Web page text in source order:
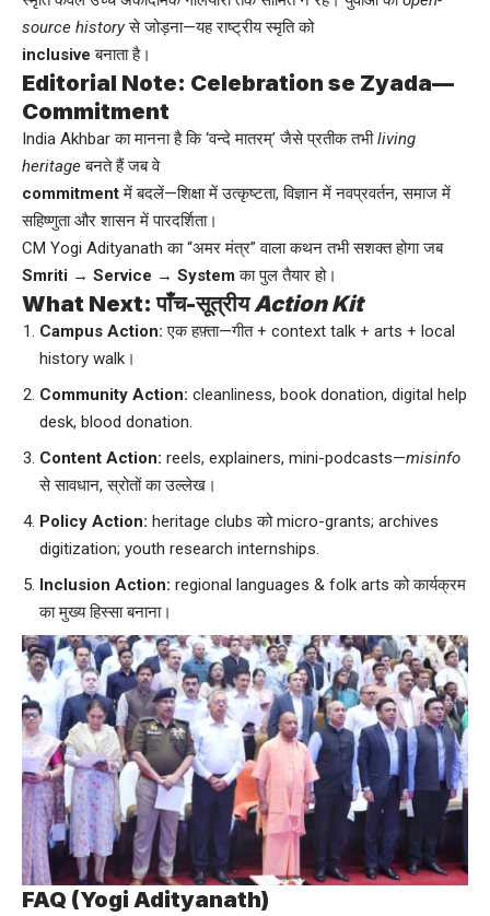
source historyसे जोड़ना—यह राष्ट्रीय स्मृति को
inclusive बनाता है।
Editorial Note: Celebration se Zyada—
Commitment
India Akhbar का मानना है कि ‘वन्दे मातरम्’ जैसे प्रतीक तभीliving
heritageबनते हैं जब वे
commitmentमें बदलें—शिक्षा में उत्कृष्टता, विज्ञान में नवप्रवर्तन, समाज में
सहिष्णुता और शासन में पारदर्शिता।
CM Yogi Adityanath का “अमर मंत्र” वाला कथन तभी सशक्त होगा जब
Smriti → Service → Systemका पुल तैयार हो।
What Next: पाँच-सूत्रीयAction Kit
Campus Action: एक हफ़्ता—गीत + context talk + arts + local
history walk।
Community Action: cleanliness, book donation, digital help
desk, blood donation.
Content Action: reels, explainers, mini-podcasts—misinfo
से सावधान, स्रोतों का उल्लेख।
Policy Action: heritage clubs को micro-grants; archives
digitization; youth research internships.
Inclusion Action: regional languages & folk arts को कार्यक्रम
का मुख्य हिस्सा बनाना।
FAQ (Yogi Adityanath)